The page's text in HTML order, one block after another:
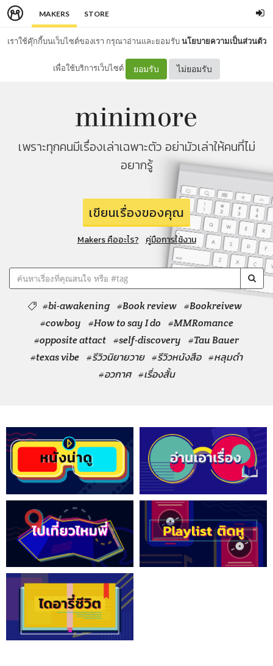
MAKERS STORE
เราใช้คุ๊กกี้บนเว็บไซต์ของเรา กรุณาอ่านและยอมรับนโยบายความเป็นส่วนตัว
เพื่อใช้บริการเว็บไซต์ ยอมรับ ไม่ยอมรับ
เพราะทุกคนมีเรื่องเล่าเฉพาะตัว อย่ามัวเล่าให้คนที่ไม่
อยากรู้
เขียนเรื่องของคุณ
Makers คืออะไร? คู่มือการใช้งาน
#bi-awakening #Book review #Bookreivew
#cowboy
#How to say I do
#MMRomance
#opposite attact #self-discovery
#Tau Bauer
#texas vibe #รีวิวนิยายวาย #รีวิวหนังสือ #หลุมดำ
#อวกาศ #เรื่องสั้น